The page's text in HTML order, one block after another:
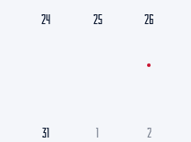
24 25 26
31 1 2